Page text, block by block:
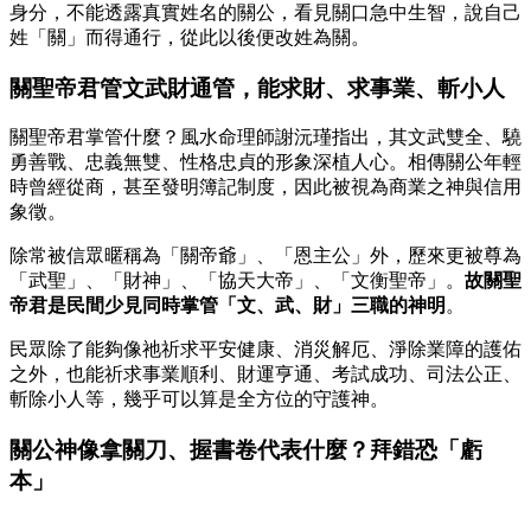
身分，不能透露真實姓名的關公，看見關口急中生智，說自己
姓「關」而得通行，從此以後便改姓為關。
關聖帝君管文武財通管， 能求財、求事業、斬小人
關聖帝君掌管什麼？風水命理師謝沅瑾指出，其文武雙全、驍
勇善戰、忠義無雙、性格忠貞的形象深植人心。相傳關公年輕
時曾經從商，甚至發明簿記制度，因此被視為商業之神與信用
象徵。
除常被信眾暱稱為「關帝爺」、「恩主公」外，歷來更被尊為
「武聖」、「財神」、「協天大帝」、「文衡聖帝」。 故關聖
帝君是民間少見同時掌管「文、武、財」三職的神明。
民眾除了能夠像祂祈求平安健康、消災解厄、淨除業障的護佑
之外，也能祈求事業順利、財運亨通、考試成功、司法公正、
斬除小人等，幾乎可以算是全方位的守護神。
關公神像拿關刀、握書卷代表什麼？拜錯恐「虧
本」